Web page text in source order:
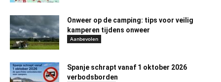
Onweer op de camping: tips voor veilig
kamperen tijdens onweer
Aanbevolen
Spanje schrapt vanaf 1 oktober 2026
verbodsborden